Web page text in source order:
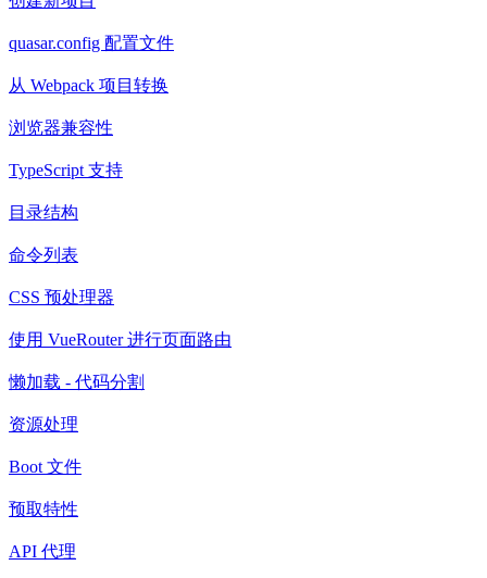
quasar.config 配置文件
从 Webpack 项目转换
浏览器兼容性
TypeScript 支持
目录结构
命令列表
CSS 预处理器
使用 VueRouter 进行页面路由
懒加载 - 代码分割
资源处理
Boot 文件
预取特性
API 代理